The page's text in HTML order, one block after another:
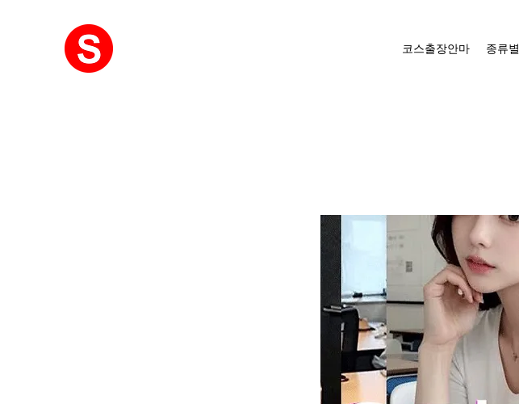
코스출장안마 종류별